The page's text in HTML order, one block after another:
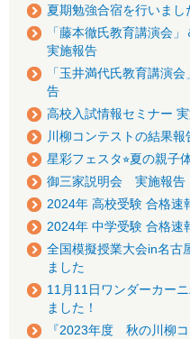
夏期勉強合宿を行いまし
「藤本徹氏教育講演会
実施報告
「玉井満代氏教育講演
告
高校入試情報セミナー
川柳コンテストの結果報
星彩フェスタ⭐︎夏の親
御三家説明会 実施報告
2024年 高校受験 合格速
2024年 中学受験 合格速
全国模擬授業大会in名
ました
11月11日ワンダーカー
ました！
『2023年度 秋の川柳